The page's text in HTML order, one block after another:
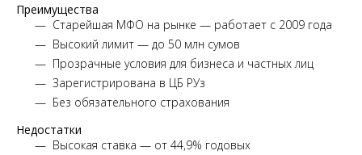
Преимущества
Старейшая МФО на рынке — работает с 2009 года
Высокий лимит — до 50 млн сумов
Прозрачные условия для бизнеса и частных лиц
Зарегистрирована в ЦБ РУз
Без обязательного страхования
Недостатки
Высокая ставка — от 44,9% годовых